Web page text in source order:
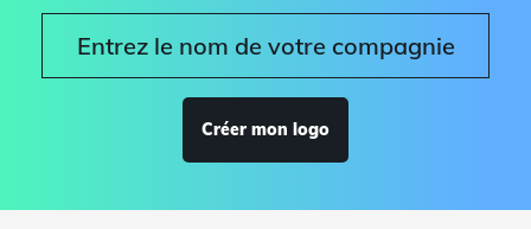
Créer mon logo